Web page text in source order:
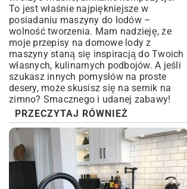
To jest właśnie najpiękniejsze w
posiadaniu maszyny do lodów –
wolność tworzenia. Mam nadzieję, że
moje przepisy na domowe lody z
maszyny staną się inspiracją do Twoich
własnych, kulinarnych podbojów. A jeśli
szukasz innych pomysłów na proste
desery, może skusisz się na sernik na
zimno? Smacznego i udanej zabawy!
PRZECZYTAJ RÓWNIEŻ